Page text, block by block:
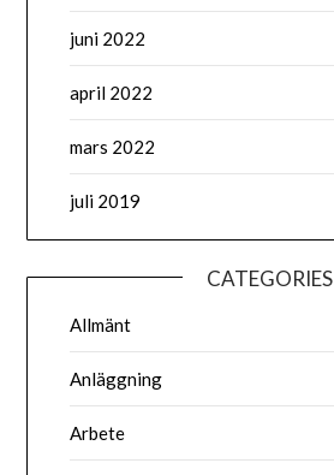
juni 2022
april 2022
mars 2022
juli 2019
CATEGORIES
Allmänt
Anläggning
Arbete